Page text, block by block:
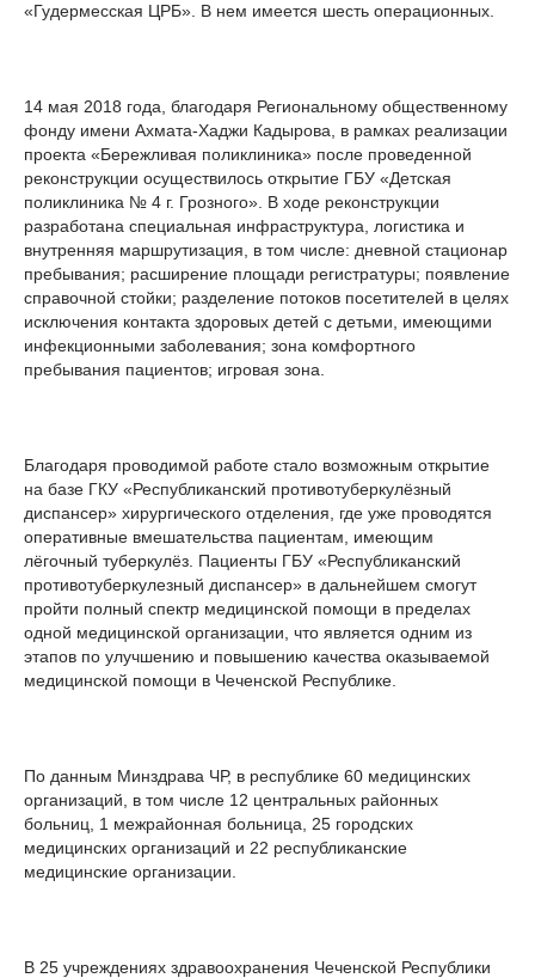
«Гудермесская ЦРБ». В нем имеется шесть операционных.
14 мая 2018 года, благодаря Региональному общественному
фонду имени Ахмата-Хаджи Кадырова, в рамках реализации
проекта «Бережливая поликлиника» после проведенной
реконструкции осуществилось открытие ГБУ «Детская
поликлиника № 4 г. Грозного». В ходе реконструкции
разработана специальная инфраструктура, логистика и
внутренняя маршрутизация, в том числе: дневной стационар
пребывания; расширение площади регистратуры; появление
справочной стойки; разделение потоков посетителей в целях
исключения контакта здоровых детей с детьми, имеющими
инфекционными заболевания; зона комфортного
пребывания пациентов; игровая зона.
Благодаря проводимой работе стало возможным открытие
на базе ГКУ «Республиканский противотуберкулёзный
диспансер» хирургического отделения, где уже проводятся
оперативные вмешательства пациентам, имеющим
лёгочный туберкулёз. Пациенты ГБУ «Республиканский
противотуберкулезный диспансер» в дальнейшем смогут
пройти полный спектр медицинской помощи в пределах
одной медицинской организации, что является одним из
этапов по улучшению и повышению качества оказываемой
медицинской помощи в Чеченской Республике.
По данным Минздрава ЧР, в республике 60 медицинских
организаций, в том числе 12 центральных районных
больниц, 1 межрайонная больница, 25 городских
медицинских организаций и 22 республиканские
медицинские организации.
В 25 учреждениях здравоохранения Чеченской Республики